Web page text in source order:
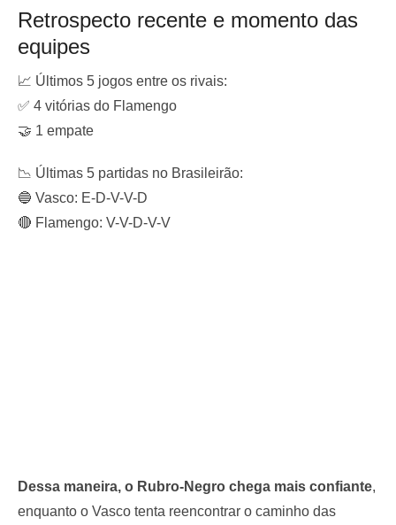
Retrospecto recente e momento das
equipes
📈 Últimos 5 jogos entre os rivais:
✅ 4 vitórias do Flamengo
🤝 1 empate
📉 Últimas 5 partidas no Brasileirão:
🔵 Vasco: E-D-V-V-D
🔴 Flamengo: V-V-D-V-V
Dessa maneira, o Rubro-Negro chega mais confiante,
enquanto o Vasco tenta reencontrar o caminho das